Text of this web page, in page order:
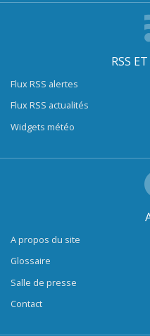
RSS
Flux RSS alertes
Flux RSS actualités
Widgets météo
A propos du site
Glossaire
Salle de presse
Contact